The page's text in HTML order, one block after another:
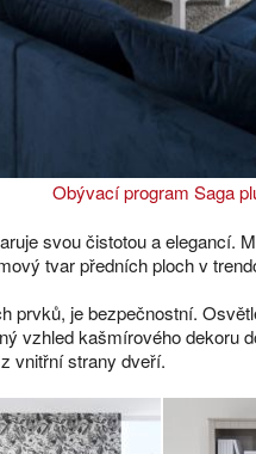
Obývací program Saga
svou čistotou a elegancí.
tvar předních ploch v
prvků, je bezpečnostní.
vzhled kašmírového dekoru
vnitřní strany dveří.